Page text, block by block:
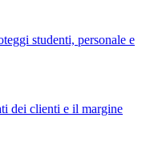
studenti, personale e
dei clienti e il margine